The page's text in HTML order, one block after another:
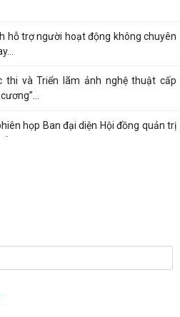
hỗ trợ người hoạt động không chuyên
thi và Triển lãm ảnh nghệ thuật cấp
họp Ban đại diện Hội đồng quản trị
động trên địa bàn phường Thành Đông
có công